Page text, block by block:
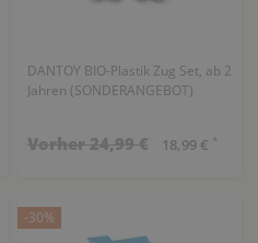
DANTOY BIO-Plastik Zug Set, ab 2
Jahren (SONDERANGEBOT)
Vorher 24,99 € 18,99 € *
-30%